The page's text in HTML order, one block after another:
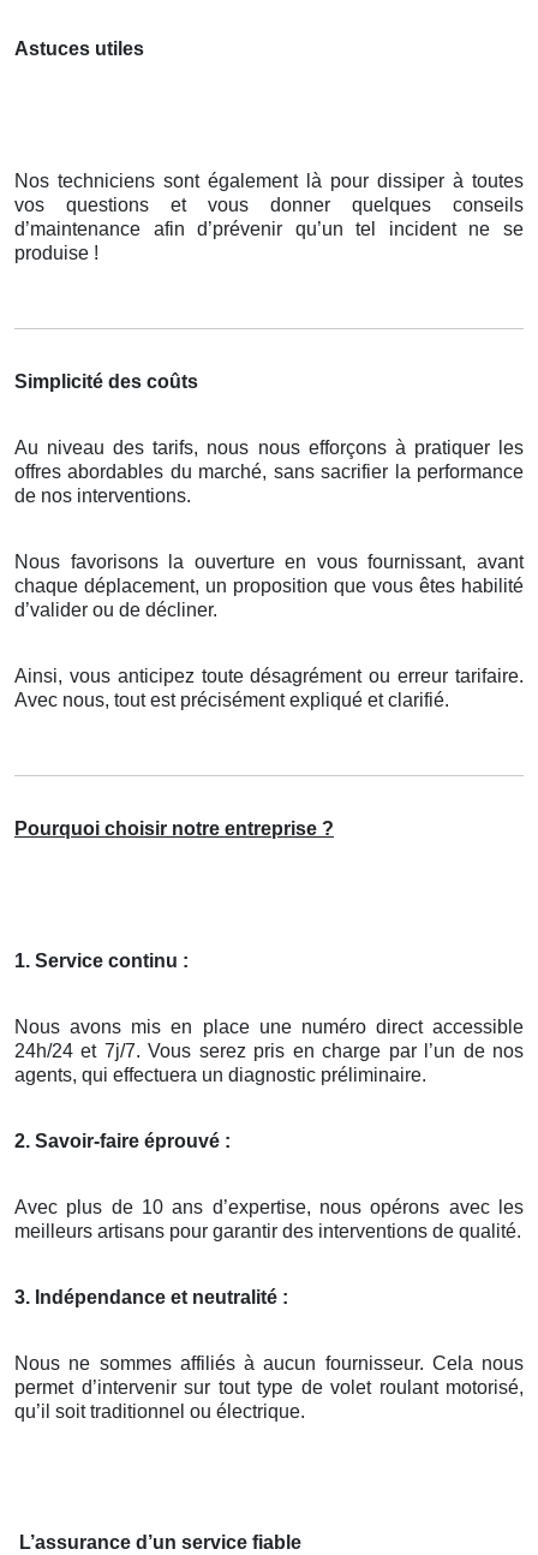
Astuces utiles
Nos techniciens sont également là pour dissiper à toutes
vos questions et vous donner quelques conseils
d’maintenance afin d’prévenir qu’un tel incident ne se
produise !
Simplicité des coûts
Au niveau des tarifs, nous nous efforçons à pratiquer les
offres abordables du marché, sans sacrifier la performance
de nos interventions.
Nous favorisons la ouverture en vous fournissant, avant
chaque déplacement, un proposition que vous êtes habilité
d’valider ou de décliner.
Ainsi, vous anticipez toute désagrément ou erreur tarifaire.
Avec nous, tout est précisément expliqué et clarifié.
Pourquoi choisir notre entreprise ?
1. Service continu :
Nous avons mis en place une numéro direct accessible
24h/24 et 7j/7. Vous serez pris en charge par l’un de nos
agents, qui effectuera un diagnostic préliminaire.
2. Savoir-faire éprouvé :
Avec plus de 10 ans d’expertise, nous opérons avec les
meilleurs artisans pour garantir des interventions de qualité.
3. Indépendance et neutralité :
Nous ne sommes affiliés à aucun fournisseur. Cela nous
permet d’intervenir sur tout type de volet roulant motorisé,
qu’il soit traditionnel ou électrique.
L’assurance d’un service fiable